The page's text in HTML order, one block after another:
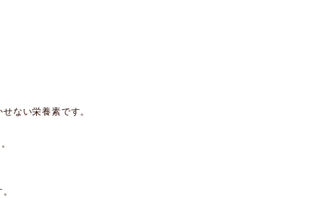
ない栄養素です。